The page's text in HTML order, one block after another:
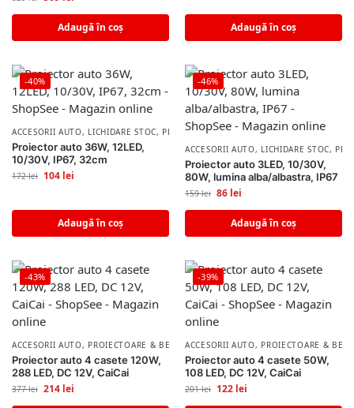
Adaugă în coș Adaugă în coș
-40%
ACCESORII AUTO, LICHIDARE STOC, PROIECTOARE & BECURI AUTO
Proiector auto 36W, 12LED,
10/30V, IP67, 32cm
172lei 104 lei
Adaugă în coș
-46%
ACCESORII AUTO, LICHIDARE STOC,
Proiector auto 3LED, 10/30V,
80W, lumina alba/albastra, IP67
159lei 86 lei
Adaugă în coș
-43%
ACCESORII AUTO, PROIECTOARE & BECURI AUTO
Proiector auto 4 casete 120W,
288 LED, DC 12V, CaiCai
377lei 214 lei
-39%
ACCESORII AUTO, PROIECTOARE &
Proiector auto 4 casete 50W,
108 LED, DC 12V, CaiCai
201lei 122 lei